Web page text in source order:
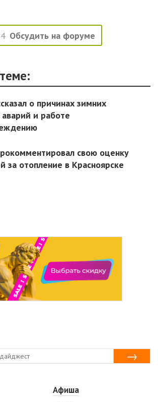
Обсудить на форуме
о причинах зимних
и работе
свою оценку
за отопление в Красноярске
Афиша